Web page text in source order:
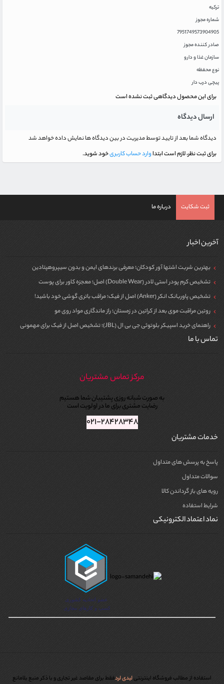
ترکيه
شماره مجوز
7951749573904905
صادر کننده مجوز
سازمان غذا و دارو
نوع محفظه
پیچی درب دار
برای این محصول دیدگاهی ثبت نشده است
ارسال دیدگاه
دیدگاه شما بعد از تایید توسط مدیریت در بین دیدگاه ها نمایش داده خواهد شد
برای ثبت نظر، لازم است ابتداوارد حساب کاربریخود شوید.
ثبت شکایت درباره ما
آخرین اخبار
بهترین شربت اشتها آور کودکان؛ معرفی برندهای ایمن و بدون سیپروهپتادین
تشخیص کرم پودر استی لادر (Double Wear) اصل؛ معجزه کاور برای پوست
تشخیص پاوربانک انکر (Anker) اصل از فیک؛ مراقب باتری گوشی خود باشید!
روتین مراقبت موی بعد از کراتین در زمستان؛ راز ماندگاری مواد روی مو
راهنمای خرید اسپیکر بلوتوثی جی بی ال (JBL)؛ تشخیص اصل از فیک برای مهمونی
تماس با ما
مرکز تماس مشتریان
به صورت شبانه روزی پشتیبان شما هستیم
رضایت مشتری برای ما در اولویت است
۰۲۱-۲۸۴۲۸۳۴۸
خدمات مشتریان
پاسخ به پرسش های متداول
سوالات متداول
رویه های باز گرداندن کالا
شرایط استفاده
نماد اعتماد الکترونیکی
استفاده از مطالب فروشگاه اینترنتیلیدی لردفقط برای مقاصد غیر تجاری و با ذکر منبع بلامانع